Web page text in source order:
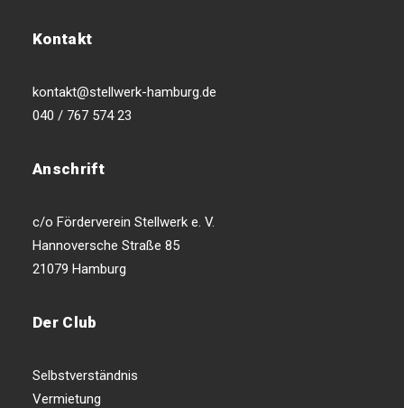
Kontakt
kontakt@stellwerk-hamburg.de
040 / 767 574 23
Anschrift
c/o Förderverein Stellwerk e. V.
Hannoversche Straße 85
21079 Hamburg
Der Club
Selbstverständnis
Vermietung